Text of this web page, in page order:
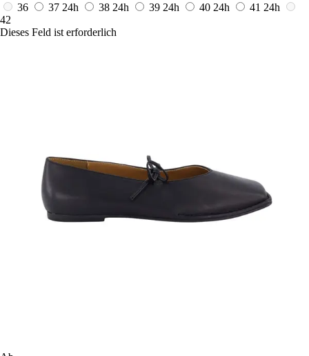
36
37 24h 38 24h 39 24h 40 24h 41 24h
42
Dieses Feld ist erforderlich